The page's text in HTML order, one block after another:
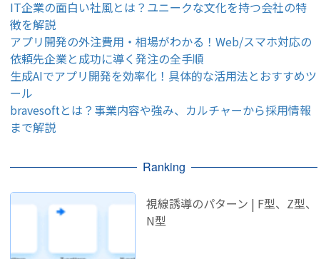
IT企業の面白い社風とは？ユニークな文化を持つ会社の特
徴を解説
アプリ開発の外注費用・相場がわかる！Web/スマホ対応の
依頼先企業と成功に導く発注の全手順
生成AIでアプリ開発を効率化！具体的な活用法とおすすめツ
ール
bravesoftとは？事業内容や強み、カルチャーから採用情報
まで解説
Ranking
視線誘導のパターン | F型、Z型、
N型